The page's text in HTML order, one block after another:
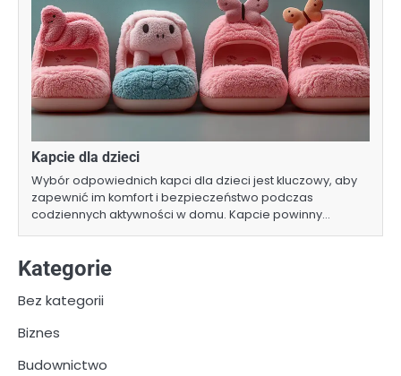
Kapcie dla dzieci
Wybór odpowiednich kapci dla dzieci jest kluczowy, aby
zapewnić im komfort i bezpieczeństwo podczas
codziennych aktywności w domu. Kapcie powinny…
Kategorie
Bez kategorii
Biznes
Budownictwo